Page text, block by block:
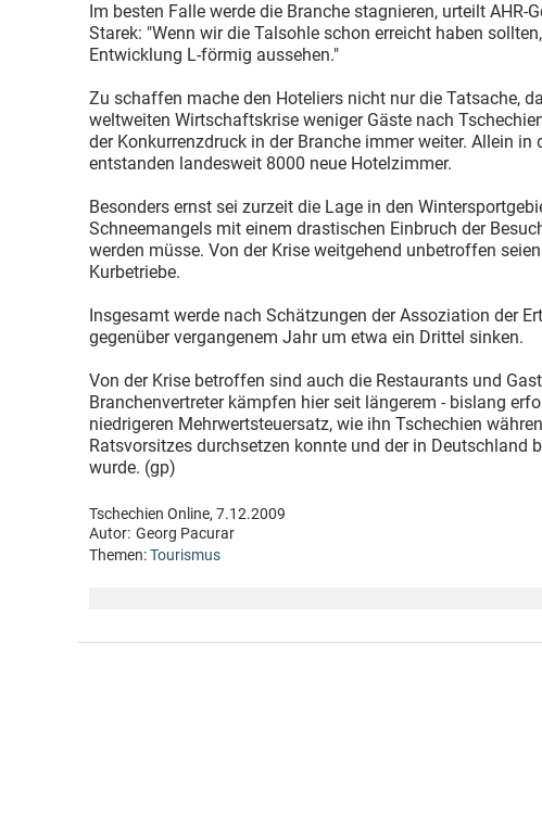
Im besten Falle werde die Branche stagnieren, urteilt AHR-
Starek: "Wenn wir die Talsohle schon erreicht haben
Entwicklung L-förmig aussehen."
Zu schaffen mache den Hoteliers nicht nur die Tatsache,
weltweiten Wirtschaftskrise weniger Gäste nach
der Konkurrenzdruck in der Branche immer weiter. Allein in
entstanden landesweit 8000 neue Hotelzimmer.
Besonders ernst sei zurzeit die Lage in den
Schneemangels mit einem drastischen Einbruch der
werden müsse. Von der Krise weitgehend unbetroffen
Kurbetriebe.
Insgesamt werde nach Schätzungen der Assoziation der
gegenüber vergangenem Jahr um etwa ein Drittel sinken.
Von der Krise betroffen sind auch die Restaurants und
Branchenvertreter kämpfen hier seit längerem - bislang
niedrigeren Mehrwertsteuersatz, wie ihn Tschechien
Ratsvorsitzes durchsetzen konnte und der in Deutschland
wurde. (gp)
Tschechien Online, 7.12.2009
Autor: Georg Pacurar
Themen:Tourismus